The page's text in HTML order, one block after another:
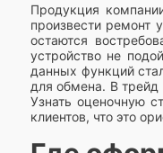
Продукция
произвести ремонт
остаются
устройство не
данных функций
для обмена. В трейд
Узнать оценочную
клиентов, что это